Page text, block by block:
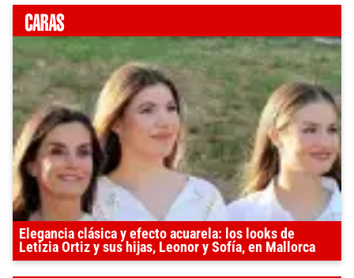
Elegancia clásica y efecto acuarela: los looks de
Letizia Ortiz y sus hijas, Leonor y Sofía, en Mallorca